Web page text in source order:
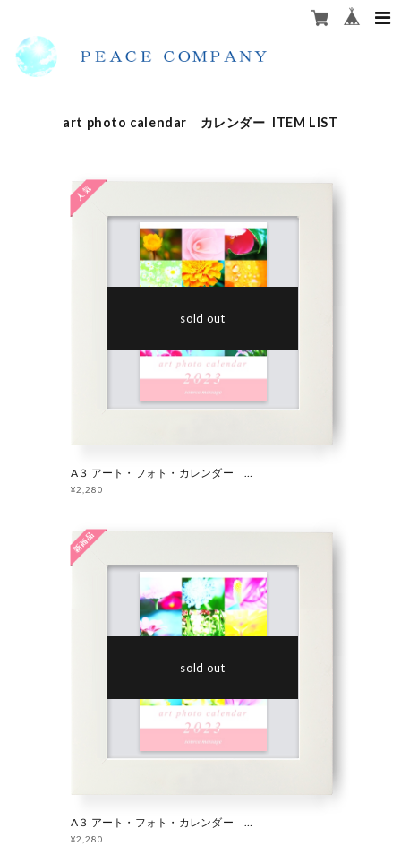
art photo calendar カレンダー ITEM LIST
sold out
A３ アート・フォト・カレンダー 2023 「 source message 」
¥2,280
sold out
A３ アート・フォト・カレンダー 2023 「 妖精の庭 」
¥2,280